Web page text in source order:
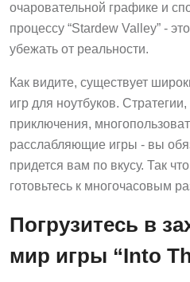
очаровательной графике и
процессу “Stardew Valley” -
убежать от реальности.
Как видите, существует
игр для ноутбуков.
приключения,
расслабляющие игры - вы
придется вам по вкусу. Так
готовьтесь к многочасовым
Погрузитесь в
мир игры “Into